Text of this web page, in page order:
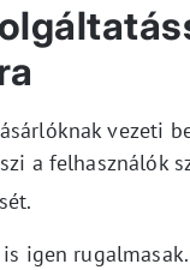
vezeti
a felhasználók
igen